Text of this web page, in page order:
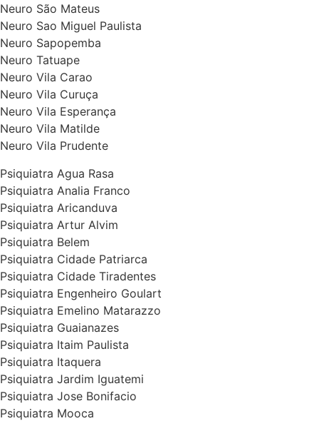
Neuro São Mateus
Neuro Sao Miguel Paulista
Neuro Sapopemba
Neuro Tatuape
Neuro Vila Carao
Neuro Vila Curuça
Neuro Vila Esperança
Neuro Vila Matilde
Neuro Vila Prudente
Psiquiatra Agua Rasa
Psiquiatra Analia Franco
Psiquiatra Aricanduva
Psiquiatra Artur Alvim
Psiquiatra Belem
Psiquiatra Cidade Patriarca
Psiquiatra Cidade Tiradentes
Psiquiatra Engenheiro Goulart
Psiquiatra Emelino Matarazzo
Psiquiatra Guaianazes
Psiquiatra Itaim Paulista
Psiquiatra Itaquera
Psiquiatra Jardim Iguatemi
Psiquiatra Jose Bonifacio
Psiquiatra Mooca